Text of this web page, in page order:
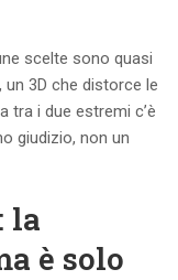
scelte sono quasi
3D che distorce le
tra i due estremi c’è
giudizio, non un
la
è solo